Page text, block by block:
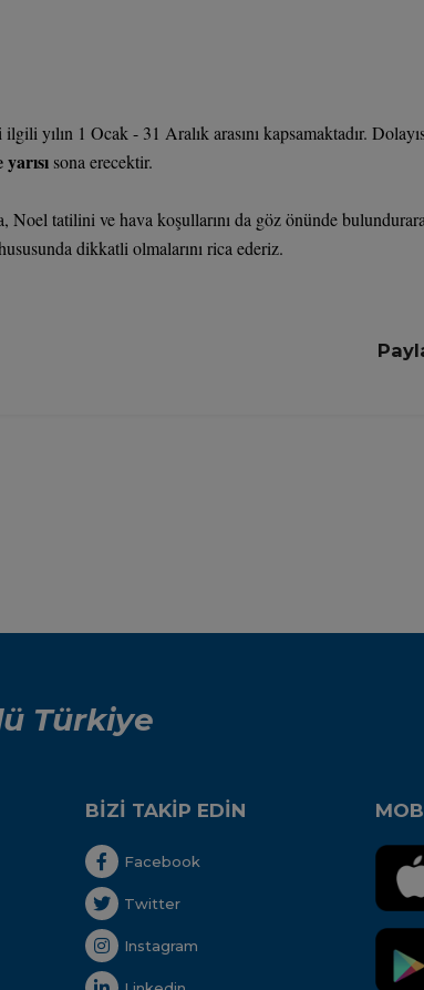
yılın 1 Ocak - 31 Aralık arasını kapsamaktadır.
sona erecektir.
tatilini ve hava koşullarını da göz önünde
dikkatli olmalarını rica ederiz.
Türkiye
BİZİ TAKİP EDİN
Facebook
Twitter
Instagram